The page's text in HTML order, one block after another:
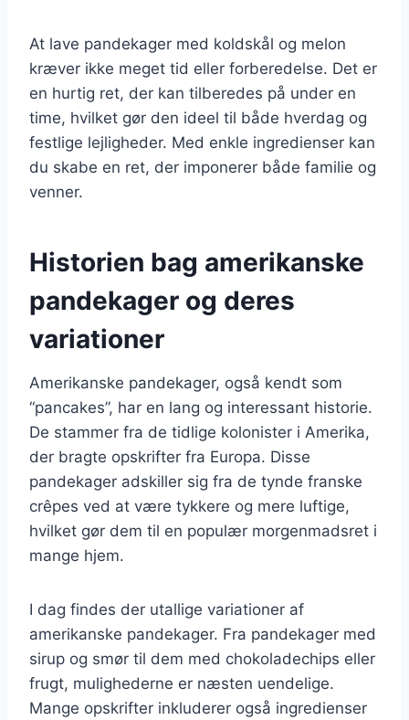
At lave pandekager med koldskål og melon
kræver ikke meget tid eller forberedelse. Det er
en hurtig ret, der kan tilberedes på under en
time, hvilket gør den ideel til både hverdag og
festlige lejligheder. Med enkle ingredienser kan
du skabe en ret, der imponerer både familie og
venner.
Historien bag amerikanske
pandekager og deres
variationer
Amerikanske pandekager, også kendt som
“pancakes”, har en lang og interessant historie.
De stammer fra de tidlige kolonister i Amerika,
der bragte opskrifter fra Europa. Disse
pandekager adskiller sig fra de tynde franske
crêpes ved at være tykkere og mere luftige,
hvilket gør dem til en populær morgenmadsret i
mange hjem.
I dag findes der utallige variationer af
amerikanske pandekager. Fra pandekager med
sirup og smør til dem med chokoladechips eller
frugt, mulighederne er næsten uendelige.
Mange opskrifter inkluderer også ingredienser